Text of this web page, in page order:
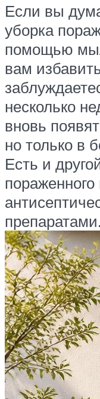
Если вы
уборка
помощью
вам
несколько
вновь
но только в
Есть и
препаратами.